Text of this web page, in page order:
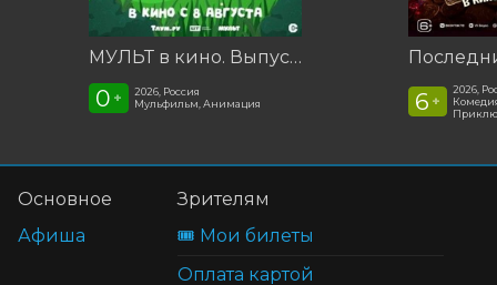
МУЛЬТ в кино. Выпуск №198. Некогда скучать
0 +
2026, Россия
Мульфильм, Анимация
6 +
2026,
Основное
Афиша
Зрителям
🎟️ Мои билеты
Оплата картой